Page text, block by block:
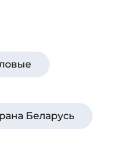
Беларусь